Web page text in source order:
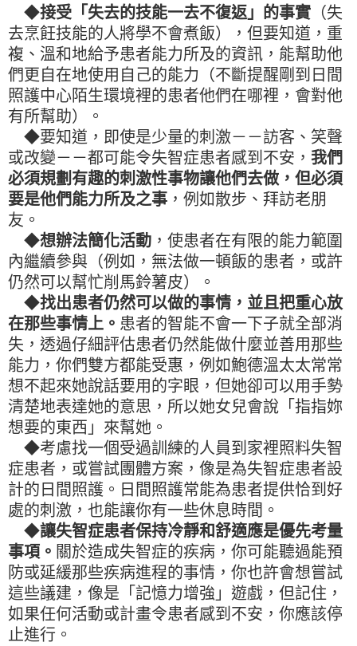
◆接受「失去的技能一去不復返」的事實 （失
去烹飪技能的人將學不會煮飯），但要知道，重
複、溫和地給予患者能力所及的資訊，能幫助他
們更自在地使用自己的能力（不斷提醒剛到日間
照護中心陌生環境裡的患者他們在哪裡，會對他
有所幫助）。
◆要知道，即使是少量的刺激－－訪客、笑聲
或改變－－都可能令失智症患者感到不安， 我們
必須規劃有趣的刺激性事物讓他們去做，但必須
要是他們能力所及之事 ，例如散步、拜訪老朋
友。
◆想辦法簡化活動 ，使患者在有限的能力範圍
內繼續參與（例如，無法做一頓飯的患者，或許
仍然可以幫忙削馬鈴薯皮）。
◆找出患者仍然可以做的事情，並且把重心放
在那些事情上。 患者的智能不會一下子就全部消
失，透過仔細評估患者仍然能做什麼並善用那些
能力，你們雙方都能受惠，例如鮑德溫太太常常
想不起來她說話要用的字眼，但她卻可以用手勢
清楚地表達她的意思，所以她女兒會說「指指妳
想要的東西」來幫她。
◆考慮找一個受過訓練的人員到家裡照料失智
症患者，或嘗試團體方案，像是為失智症患者設
計的日間照護。日間照護常能為患者提供恰到好
處的刺激，也能讓你有一些休息時間。
◆讓失智症患者保持冷靜和舒適應是優先考量
事項。 關於造成失智症的疾病，你可能聽過能預
防或延緩那些疾病進程的事情，你也許會想嘗試
這些議建，像是「記憶力增強」遊戲，但記住，
如果任何活動或計畫令患者感到不安，你應該停
止進行。